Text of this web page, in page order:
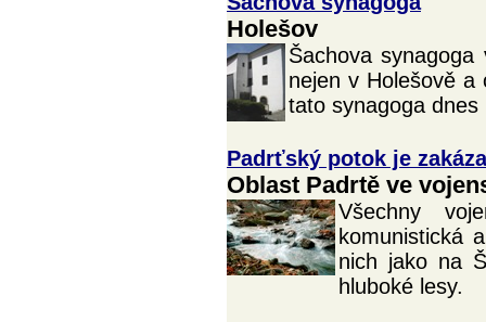
Holešov
Šachova
nejen v Holešově a
tato synagoga
Padrťský potok je
Oblast Padrtě ve
Všechny
komunistická
nich jako na
hluboké lesy.